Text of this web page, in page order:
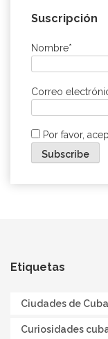
Suscripción
Nombre*
Correo
Por favor,
Etiquetas
Ciudades de Cuba
Curiosidades